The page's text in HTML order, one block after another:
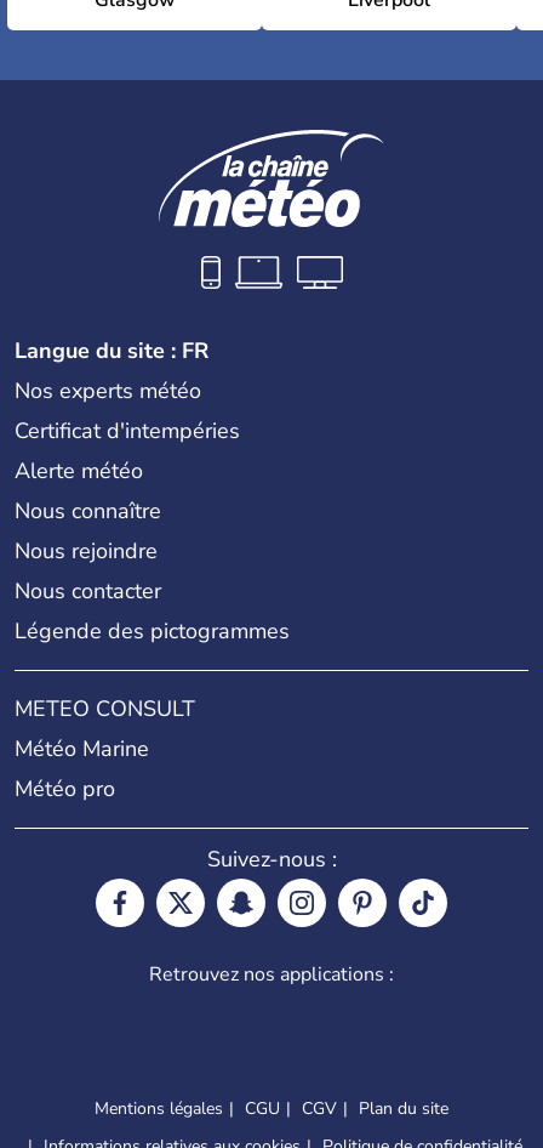
Langue du site : FR
Nos experts météo
Certificat d'intempéries
Alerte météo
Nous connaître
Nous rejoindre
Nous contacter
Légende des pictogrammes
METEO CONSULT
Météo Marine
Météo pro
Suivez-nous :
Retrouvez nos applications :
Mentions légales CGU CGV
Plan du site